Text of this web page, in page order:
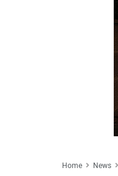
Home News